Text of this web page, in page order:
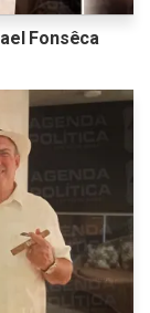
Fonsêca